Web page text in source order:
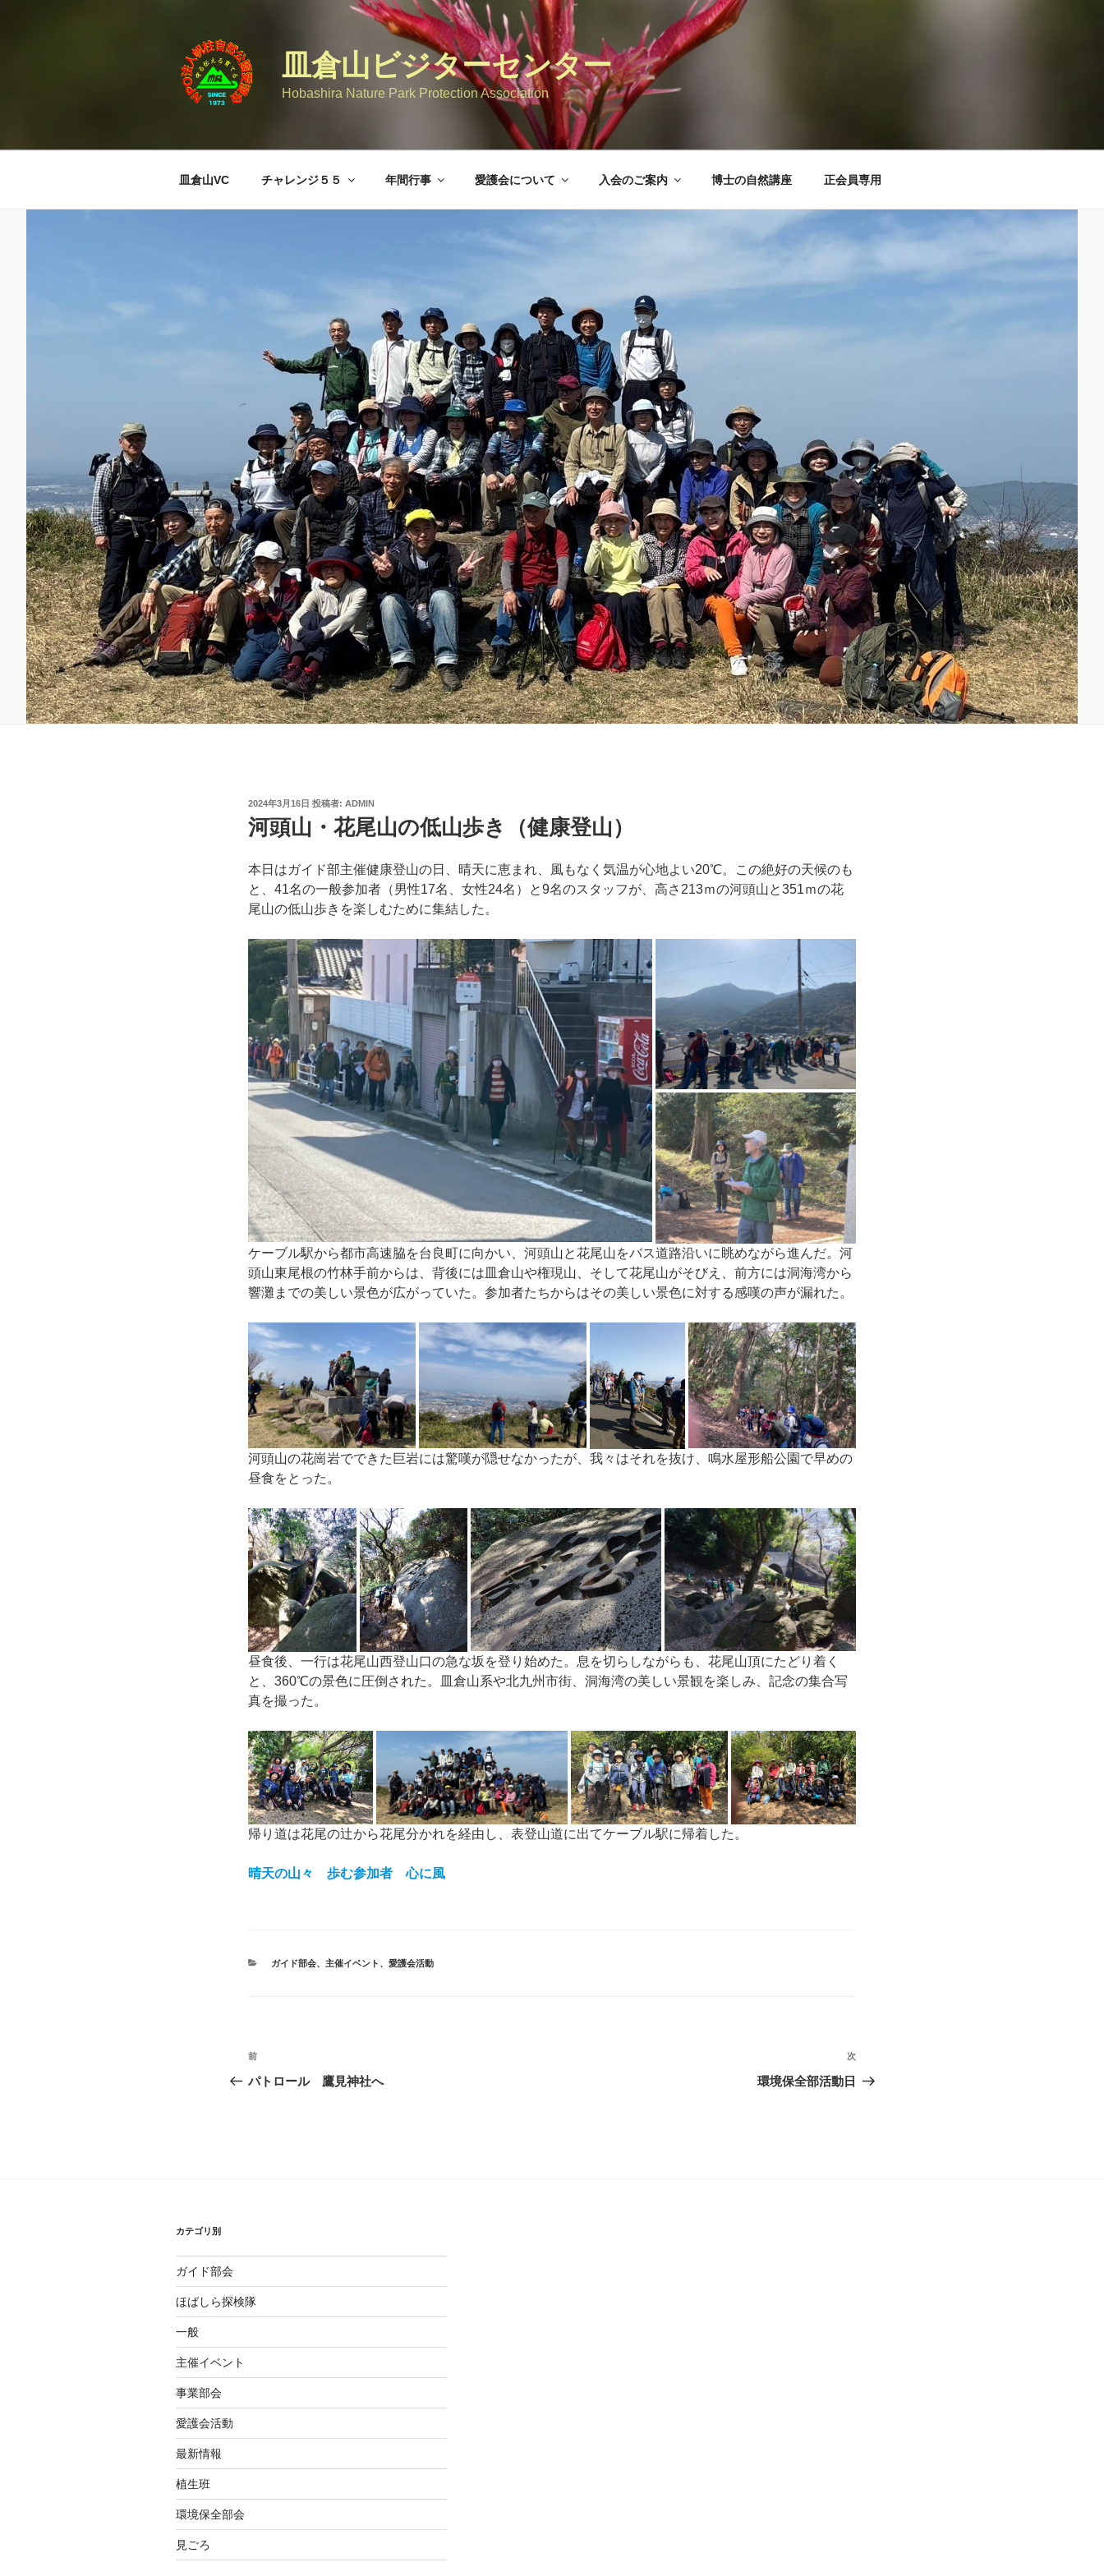
キ
皿倉山ビジターセンター
Hobashira Nature Park Protection Association
皿倉山VC チャレンジ５５ 年間行事 愛護会について 入会のご案内 博士の自然講座 正会員専用
投
稿
日:
2024年3月16日 投稿者: ADMIN
河頭山・花尾山の低山歩き（健康登山）
本日はガイド部主催健康登山の日、晴天に恵まれ、風もなく気温が心地よい20℃。この絶好の天候のも
と、41名の一般参加者（男性17名、女性24名）と9名のスタッフが、高さ213ｍの河頭山と351ｍの花
尾山の低山歩きを楽しむために集結した。
ケーブル駅から都市高速脇を台良町に向かい、河頭山と花尾山をバス道路沿いに眺めながら進んだ。河
頭山東尾根の竹林手前からは、背後には皿倉山や権現山、そして花尾山がそびえ、前方には洞海湾から
響灘までの美しい景色が広がっていた。参加者たちからはその美しい景色に対する感嘆の声が漏れた。
河頭山の花崗岩でできた巨岩には驚嘆が隠せなかったが、我々はそれを抜け、鳴水屋形船公園で早めの
昼食をとった。
昼食後、一行は花尾山西登山口の急な坂を登り始めた。息を切らしながらも、花尾山頂にたどり着く
と、360℃の景色に圧倒された。皿倉山系や北九州市街、洞海湾の美しい景観を楽しみ、記念の集合写
真を撮った。
帰り道は花尾の辻から花尾分かれを経由し、表登山道に出てケーブル駅に帰着した。
晴天の山々 歩む参加者 心に風
カ
ガイド部会、 主催イベント 、 愛護会活動
投
稿
ョ
ン
前
の
前
パトロール 鷹見神社へ
次
の
次
環境保全部活動日
カテゴリ別
ガイド部会
ほばしら探検隊
一般
主催イベント
事業部会
愛護会活動
最新情報
植生班
環境保全部会
見ごろ